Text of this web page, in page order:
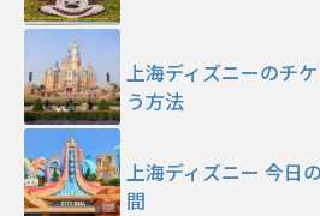
上海ディズニーのチ
う方法
上海ディズニー 今日
間